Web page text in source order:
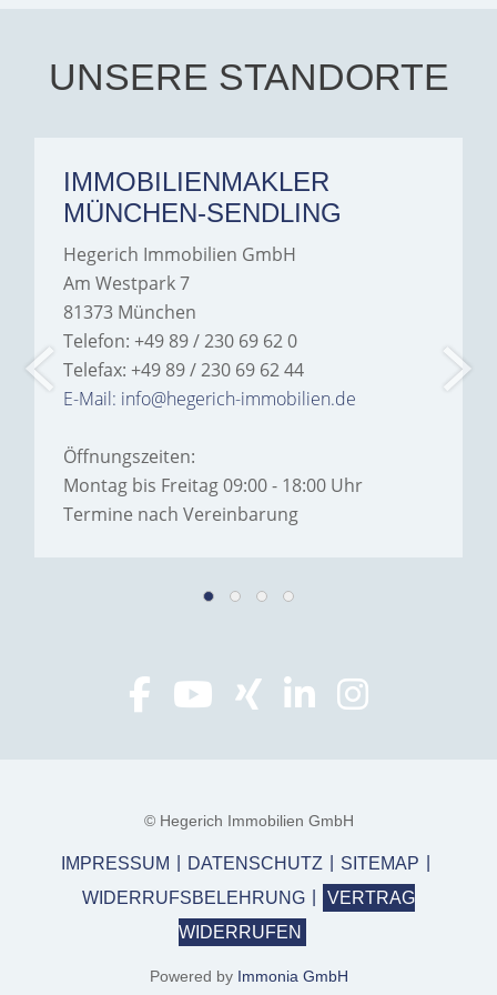
Hegerich Immobilien to
anyone looking for a home.
UNSERE STANDORTE
IMMOBILIENMAKLER
MÜNCHEN-SENDLING
Hegerich Immobilien GmbH
Am Westpark 7
81373 München
Telefon: +49 89 / 230 69 62 0
Telefax: +49 89 / 230 69 62 44
E-Mail: info@hegerich-immobilien.de
Öffnungszeiten:
Montag bis Freitag 09:00 - 18:00 Uhr
Termine nach Vereinbarung
© Hegerich Immobilien GmbH
IMPRESSUM DATENSCHUTZ
SITEMAP
WIDERRUFSBELEHRUNG
VERTRAG
WIDERRUFEN
Powered by Immonia GmbH